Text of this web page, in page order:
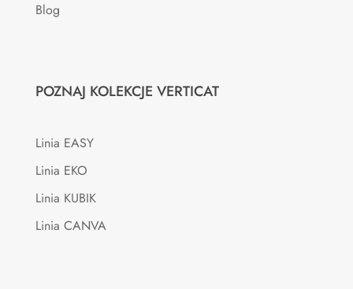
Blog
POZNAJ KOLEKCJE VERTICAT
Linia EASY
Linia EKO
Linia KUBIK
Linia CANVA